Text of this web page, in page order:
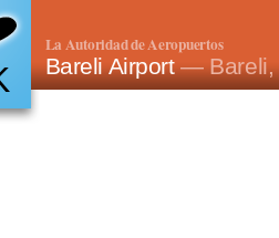
La Autoridad de Aeropuertos
Bareli Airport— Bareli,